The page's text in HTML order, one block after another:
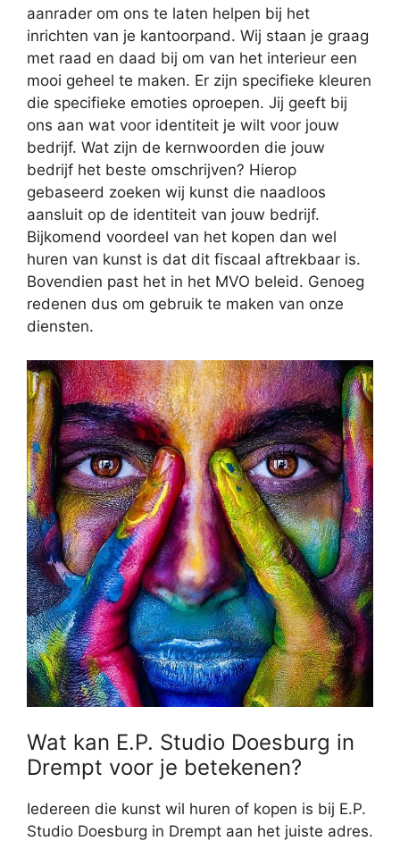
aanrader om ons te laten helpen bij het
inrichten van je kantoorpand. Wij staan je graag
met raad en daad bij om van het interieur een
mooi geheel te maken. Er zijn specifieke kleuren
die specifieke emoties oproepen. Jij geeft bij
ons aan wat voor identiteit je wilt voor jouw
bedrijf. Wat zijn de kernwoorden die jouw
bedrijf het beste omschrijven? Hierop
gebaseerd zoeken wij kunst die naadloos
aansluit op de identiteit van jouw bedrijf.
Bijkomend voordeel van het kopen dan wel
huren van kunst is dat dit fiscaal aftrekbaar is.
Bovendien past het in het MVO beleid. Genoeg
redenen dus om gebruik te maken van onze
diensten.
Wat kan E.P. Studio Doesburg in
Drempt voor je betekenen?
Iedereen die kunst wil huren of kopen is bij E.P.
Studio Doesburg in Drempt aan het juiste adres.